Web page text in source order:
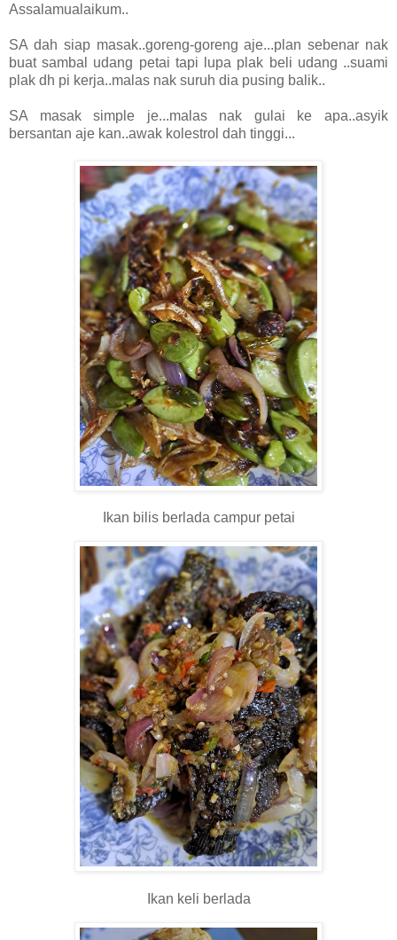
Assalamualaikum..
SA dah siap masak..goreng-goreng aje...plan sebenar nak
buat sambal udang petai tapi lupa plak beli udang ..suami
plak dh pi kerja..malas nak suruh dia pusing balik..
SA masak simple je...malas nak gulai ke apa..asyik
bersantan aje kan..awak kolestrol dah tinggi...
Ikan bilis berlada campur petai
Ikan keli berlada